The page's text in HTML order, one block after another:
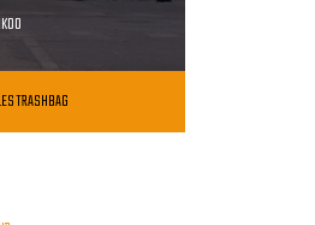
TRASHBAG